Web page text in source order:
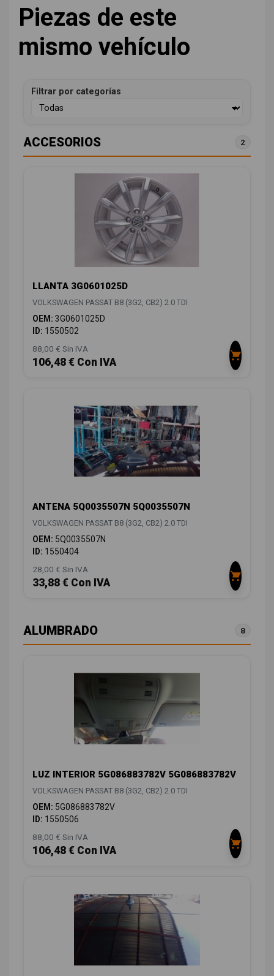
Piezas de este
mismo vehículo
Filtrar por categorías
ACCESORIOS 2
LLANTA 3G0601025D
VOLKSWAGEN PASSAT B8 (3G2, CB2) 2.0 TDI
OEM: 3G0601025D
ID: 1550502
88,00 € Sin IVA
106,48 € Con IVA
ANTENA 5Q0035507N 5Q0035507N
VOLKSWAGEN PASSAT B8 (3G2, CB2) 2.0 TDI
OEM: 5Q0035507N
ID: 1550404
28,00 € Sin IVA
33,88 € Con IVA
ALUMBRADO 8
LUZ INTERIOR 5G086883782V 5G086883782V
VOLKSWAGEN PASSAT B8 (3G2, CB2) 2.0 TDI
OEM: 5G086883782V
ID: 1550506
88,00 € Sin IVA
106,48 € Con IVA